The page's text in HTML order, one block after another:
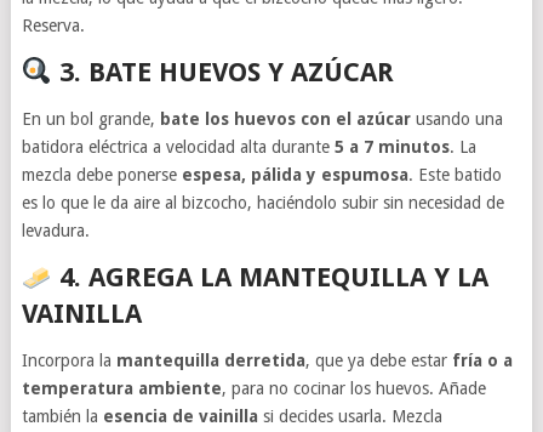
Reserva.
3. BATE HUEVOS Y AZÚCAR
En un bol grande, bate los huevos con el azúcarusando una
batidora eléctrica a velocidad alta durante 5 a 7 minutos. La
mezcla debe ponerse espesa, pálida y espumosa. Este batido
es lo que le da aire al bizcocho, haciéndolo subir sin necesidad de
levadura.
4. AGREGA LA MANTEQUILLA Y LA
VAINILLA
Incorpora la mantequilla derretida, que ya debe estar fría o a
temperatura ambiente, para no cocinar los huevos. Añade
también la esencia de vainilla si decides usarla. Mezcla